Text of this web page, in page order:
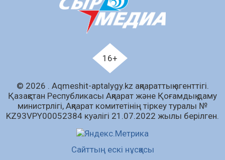
«Дауыс беру учаскесін қалай табуға болады?»￼
07.08.2026 65 0
Барлық жаңалық
16+
© 2026 . Аqmeshit-aptalygy.kz ақпараттық агенттігі.
Қазақстан Республикасы Ақпарат және Қоғамдық даму
министрлігі, Ақпарат комитетінің тіркеу туралы №
KZ93VPY00052384 куәлігі 21.07.2022 жылы берілген.
Сайттың ескі нұсқасы